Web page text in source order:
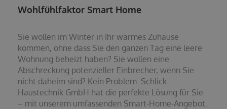
Wohlfühlfaktor Smart Home
Sie wollen im Winter in Ihr warmes Zuhause
kommen, ohne dass Sie den ganzen Tag eine leere
Wohnung beheizt haben? Sie wollen eine
Abschreckung potenzieller Einbrecher, wenn Sie
nicht daheim sind? Kein Problem. Schlick
Haustechnik GmbH hat die perfekte Lösung für Sie
– mit unserem umfassenden Smart-Home-Angebot.